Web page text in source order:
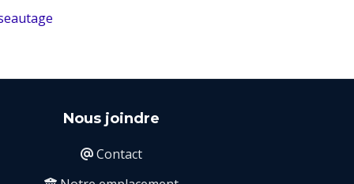
Nous joindre
 Contact